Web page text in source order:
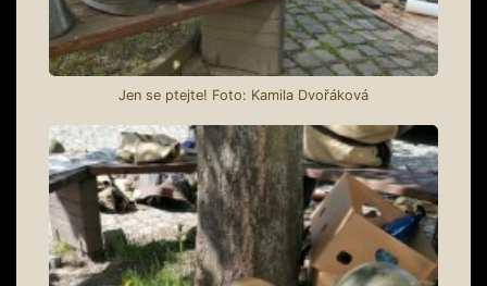
Jen se ptejte! Foto: Kamila Dvořáková